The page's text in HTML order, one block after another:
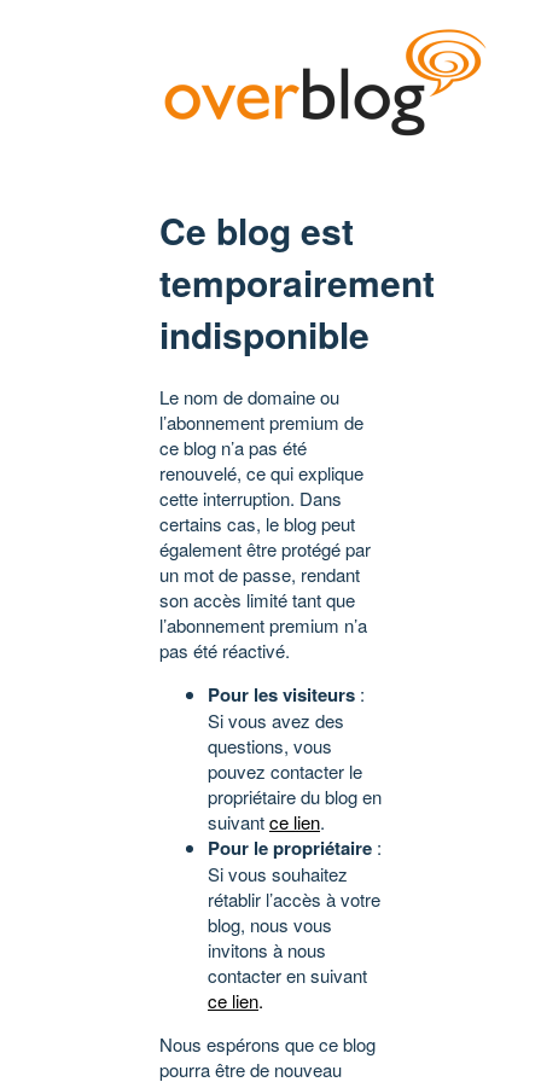
Ce blog est
temporairement
indisponible
Le nom de domaine ou
l’abonnement premium de
ce blog n’a pas été
renouvelé, ce qui explique
cette interruption. Dans
certains cas, le blog peut
également être protégé par
un mot de passe, rendant
son accès limité tant que
l’abonnement premium n’a
pas été réactivé.
Pour les visiteurs :
Si vous avez des
questions, vous
pouvez contacter le
propriétaire du blog en
suivantce lien.
Pour le propriétaire :
Si vous souhaitez
rétablir l’accès à votre
blog, nous vous
invitons à nous
contacter en suivant
ce lien.
Nous espérons que ce blog
pourra être de nouveau